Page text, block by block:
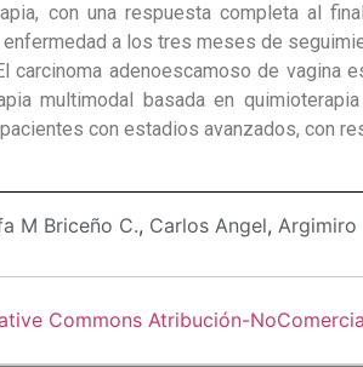
con una respuesta completa al
a los tres meses de
carcinoma adenoescamoso de vagina
multimodal basada en
con estadios avanzados, con
M Briceño C., Carlos Angel, Argimiro
Commons Atribución-